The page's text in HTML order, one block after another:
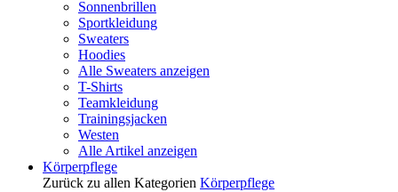
Sonnenbrillen
Sportkleidung
Sweaters
Hoodies
Alle Sweaters anzeigen
T-Shirts
Teamkleidung
Trainingsjacken
Westen
Alle Artikel anzeigen
Körperpflege
Zurück zu allen Kategorien Körperpflege